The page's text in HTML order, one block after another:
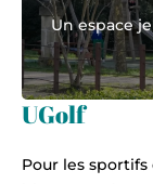
Un espace
UGolf
Pour les